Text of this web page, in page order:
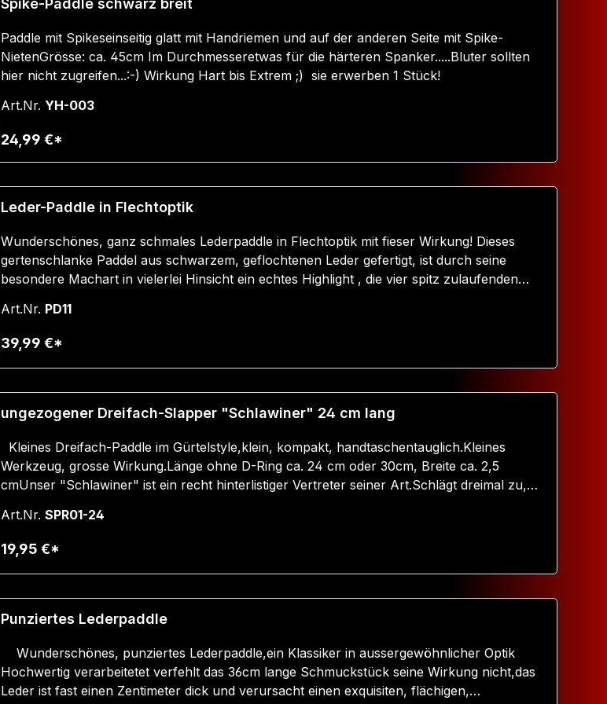
setzen zudem ein stilvolles visuelles Statement. Ein vielseitiges Instrument für alle, die
Intensität mit Ästhetik verbinden möchten.
Spike-Paddle schwarz breit
Paddle mit Spikeseinseitig glatt mit Handriemen und auf der anderen Seite mit Spike-
NietenGrösse: ca. 45cm Im Durchmesseretwas für die härteren Spanker.....Bluter sollten
hier nicht zugreifen...:-) Wirkung Hart bis Extrem ;) sie erwerben 1 Stück!
Art.Nr. YH-003
24,99 €*
Leder-Paddle in Flechtoptik
Wunderschönes, ganz schmales Lederpaddle in Flechtoptik mit fieser Wirkung! Dieses
gertenschlanke Paddel aus schwarzem, geflochtenen Leder gefertigt, ist durch seine
besondere Machart in vielerlei Hinsicht ein echtes Highlight , die vier spitz zulaufenden
liegt gut in der Hand oder auch in der Handtasche, für die kleine, gemeine Strafe
zwischendurch. incl. Griffschlaufe zum Aufhängen. Gesamtlänge ohne Schlaufe ca. 60 cm
/ Länge der Striemen am Ende ca. 11 cm
Art.Nr. PD11
39,99 €*
ungezogener Dreifach-Slapper "Schlawiner" 24 cm lang
Kleines Dreifach-Paddle im Gürtelstyle,klein, kompakt, handtaschentauglich.Kleines
Werkzeug, grosse Wirkung.Länge ohne D-Ring ca. 24 cm oder 30cm, Breite ca. 2,5
cmUnser "Schlawiner" ist ein recht hinterlistiger Vertreter seiner Art.Schlägt dreimal zu,
Art.Nr. SPR01-24
19,95 €*
Punziertes Lederpaddle
Wunderschönes, punziertes Lederpaddle,ein Klassiker in aussergewöhnlicher Optik
Hochwertig verarbeitetet verfehlt das 36cm lange Schmuckstück seine Wirkung nicht,das
Leder ist fast einen Zentimeter dick und verursacht einen exquisiten, flächigen,